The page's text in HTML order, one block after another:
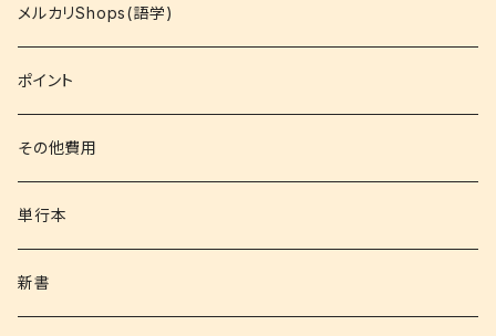
コミック
文庫
その他書籍
書籍以外
メルカリShops(語学)
ポイント
その他費用
単行本
新書